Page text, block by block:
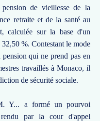
de vieillesse de la
retraite et de la santé au
calculée sur la base d'un
%. Contestant le mode
pension qui ne prend pas en
travaillés à Monaco, il
de sécurité sociale.
Y... a formé un pourvoi
par la cour d'appel